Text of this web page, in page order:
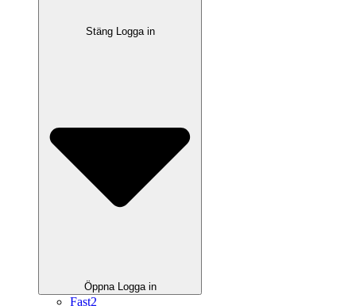
Stäng Logga in
Öppna Logga in
Fast2